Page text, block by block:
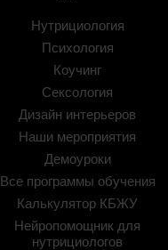
Нутрициология
Психология
Коучинг
Сексология
Дизайн интерьеров
Наши мероприятия
Демоуроки
Все программы обучения
Калькулятор КБЖУ
Нейропомощник для
нутрициологов